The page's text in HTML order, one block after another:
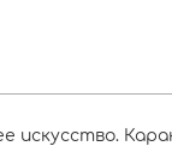
искусство.